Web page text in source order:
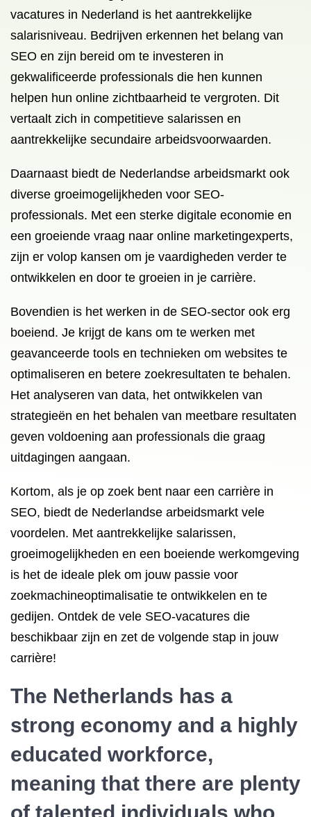
vacatures in Nederland is het aantrekkelijke
salarisniveau. Bedrijven erkennen het belang van
SEO en zijn bereid om te investeren in
gekwalificeerde professionals die hen kunnen
helpen hun online zichtbaarheid te vergroten. Dit
vertaalt zich in competitieve salarissen en
aantrekkelijke secundaire arbeidsvoorwaarden.
Daarnaast biedt de Nederlandse arbeidsmarkt ook
diverse groeimogelijkheden voor SEO-
professionals. Met een sterke digitale economie en
een groeiende vraag naar online marketingexperts,
zijn er volop kansen om je vaardigheden verder te
ontwikkelen en door te groeien in je carrière.
Bovendien is het werken in de SEO-sector ook erg
boeiend. Je krijgt de kans om te werken met
geavanceerde tools en technieken om websites te
optimaliseren en betere zoekresultaten te behalen.
Het analyseren van data, het ontwikkelen van
strategieën en het behalen van meetbare resultaten
geven voldoening aan professionals die graag
uitdagingen aangaan.
Kortom, als je op zoek bent naar een carrière in
SEO, biedt de Nederlandse arbeidsmarkt vele
voordelen. Met aantrekkelijke salarissen,
groeimogelijkheden en een boeiende werkomgeving
is het de ideale plek om jouw passie voor
zoekmachineoptimalisatie te ontwikkelen en te
gedijen. Ontdek de vele SEO-vacatures die
beschikbaar zijn en zet de volgende stap in jouw
carrière!
The Netherlands has a
strong economy and a highly
educated workforce,
meaning that there are plenty